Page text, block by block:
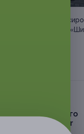
Шиномонтаж и
колес в автосервисе
колес легкового
от компании Fair